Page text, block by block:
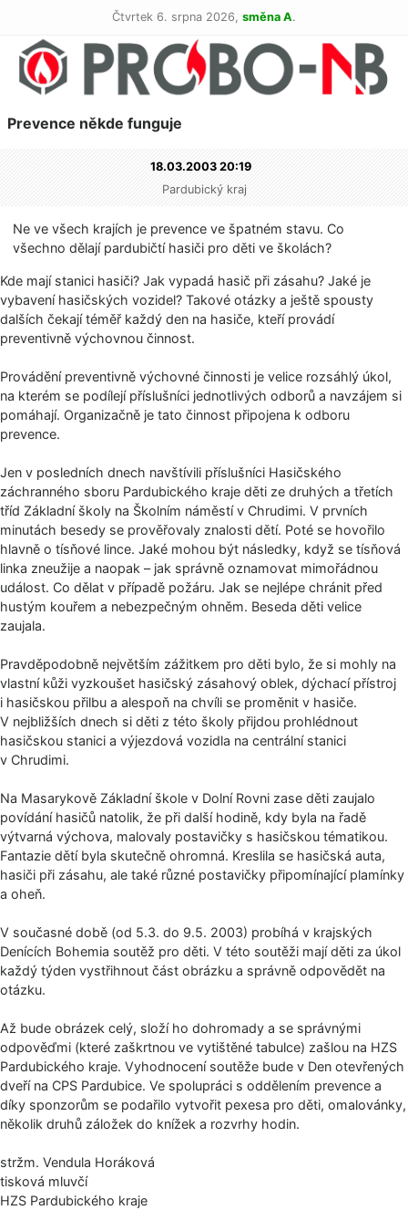
Čtvrtek 6. srpna 2026, směna A.
Prevence někde funguje
18.03.2003 20:19
Pardubický kraj
Ne ve všech krajích je prevence ve špatném stavu. Co
všechno dělají pardubičtí hasiči pro děti ve školách?
Kde mají stanici hasiči? Jak vypadá hasič při zásahu? Jaké je
vybavení hasičských vozidel? Takové otázky a ještě spousty
dalších čekají téměř každý den na hasiče, kteří provádí
preventivně výchovnou činnost.
Provádění preventivně výchovné činnosti je velice rozsáhlý úkol,
na kterém se podílejí příslušníci jednotlivých odborů a navzájem si
pomáhají. Organizačně je tato činnost připojena k odboru
prevence.
Jen v posledních dnech navštívili příslušníci Hasičského
záchranného sboru Pardubického kraje děti ze druhých a třetích
tříd Základní školy na Školním náměstí v Chrudimi. V prvních
minutách besedy se prověřovaly znalosti dětí. Poté se hovořilo
hlavně o tísňové lince. Jaké mohou být následky, když se tísňová
linka zneužije a naopak – jak správně oznamovat mimořádnou
událost. Co dělat v případě požáru. Jak se nejlépe chránit před
hustým kouřem a nebezpečným ohněm. Beseda děti velice
zaujala.
Pravděpodobně největším zážitkem pro děti bylo, že si mohly na
vlastní kůži vyzkoušet hasičský zásahový oblek, dýchací přístroj
i hasičskou přilbu a alespoň na chvíli se proměnit v hasiče.
V nejbližších dnech si děti z této školy přijdou prohlédnout
hasičskou stanici a výjezdová vozidla na centrální stanici
v Chrudimi.
Na Masarykově Základní škole v Dolní Rovni zase děti zaujalo
povídání hasičů natolik, že při další hodině, kdy byla na řadě
výtvarná výchova, malovaly postavičky s hasičskou tématikou.
Fantazie dětí byla skutečně ohromná. Kreslila se hasičská auta,
hasiči při zásahu, ale také různé postavičky připomínající plamínky
a oheň.
V současné době (od 5.3. do 9.5. 2003) probíhá v krajských
Denících Bohemia soutěž pro děti. V této soutěži mají děti za úkol
každý týden vystřihnout část obrázku a správně odpovědět na
otázku.
Až bude obrázek celý, složí ho dohromady a se správnými
odpověďmi (které zaškrtnou ve vytištěné tabulce) zašlou na HZS
Pardubického kraje. Vyhodnocení soutěže bude v Den otevřených
dveří na CPS Pardubice. Ve spolupráci s oddělením prevence a
díky sponzorům se podařilo vytvořit pexesa pro děti, omalovánky,
několik druhů záložek do knížek a rozvrhy hodin.
stržm. Vendula Horáková
tisková mluvčí
HZS Pardubického kraje